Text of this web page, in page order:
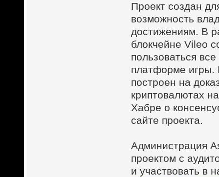
Проект создан
возможность
достижениям. В
блокчейне Vileo
пользоваться
платформе игры.
построен на
криптовалютах
Хабре о
сайте проекта.
Администрация
проектом с
и участвовать в